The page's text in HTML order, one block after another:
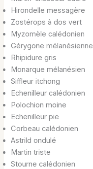
Hirondelle messagère
Zostérops à dos vert
Myzomèle calédonien
Gérygone mélanésienne
Rhipidure gris
Monarque mélanésien
Siffleur itchong
Echenilleur calédonien
Polochion moine
Echenilleur pie
Corbeau calédonien
Astrild ondulé
Martin triste
Stourne calédonien